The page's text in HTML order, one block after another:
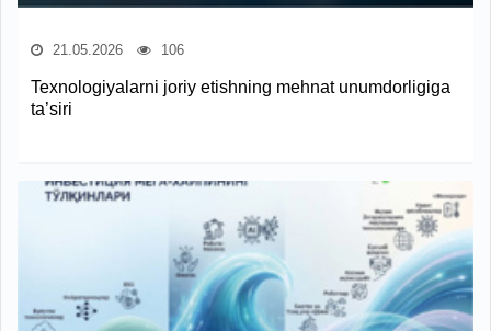
21.05.2026 106
Texnologiyalarni joriy etishning mehnat unumdorligiga
ta’siri